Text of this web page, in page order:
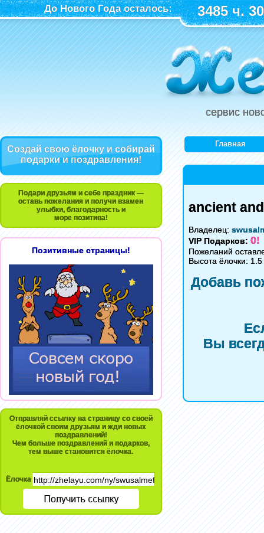
До Нового Года осталось: 3485 ч.
сервис
Создай свою ёлочку и собирай
подарки и поздравления!
Подари друзьям и себе праздник —
оставь пожелания и получи взамен
улыбки, благодарность и
море позитива!
Позитивные страницы!
Отправляй ссылку на страницу со своей
ёлочкой своим друзьям и жди новых
поздравлений!
Чем больше поздравлений и подарков,
тем выше становится ёлочка.
Ёлочка
Главная
ancient
Владелец:
VIP Подарков: 0!
Пожеланий
Высота ёлочки:
Добавь
Вы